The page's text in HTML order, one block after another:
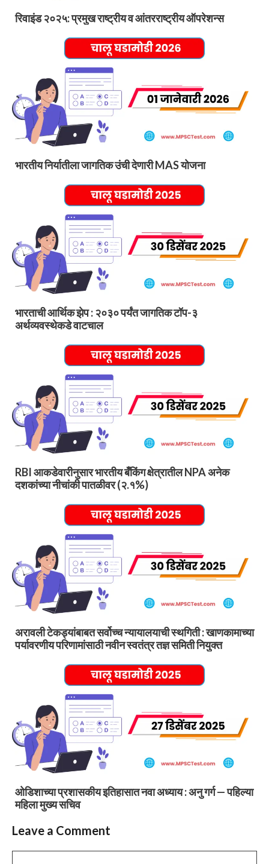
रिवाइंड २०२५: प्रमुख राष्ट्रीय व आंतरराष्ट्रीय ऑपरेशन्स
भारतीय निर्यातीला जागतिक उंची देणारी MAS योजना
भारताची आर्थिक झेप : २०३० पर्यंत जागतिक टॉप-३
अर्थव्यवस्थेकडे वाटचाल
RBI आकडेवारीनुसार भारतीय बँकिंग क्षेत्रातील NPA अनेक
दशकांच्या नीचांकी पातळीवर (२.१%)
अरावली टेकड्यांबाबत सर्वोच्च न्यायालयाची स्थगिती : खाणकामाच्या
पर्यावरणीय परिणामांसाठी नवीन स्वतंत्र तज्ञ समिती नियुक्त
ओडिशाच्या प्रशासकीय इतिहासात नवा अध्याय : अनु गर्ग — पहिल्या
महिला मुख्य सचिव
Leave a Comment